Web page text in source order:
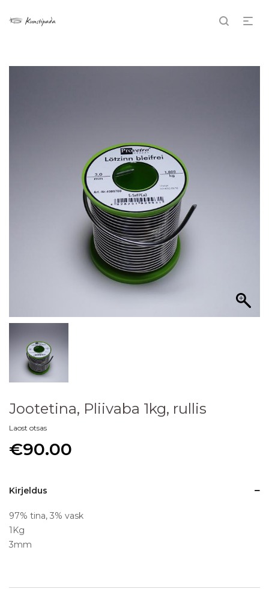
Jootetina, Pliivaba 1kg, rullis
Laost otsas
€90.00
Kirjeldus
97% tina, 3% vask
1Kg
3mm